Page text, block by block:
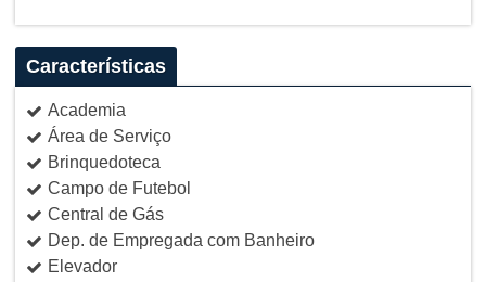
Características
Academia
Área de Serviço
Brinquedoteca
Campo de Futebol
Central de Gás
Dep. de Empregada com Banheiro
Elevador